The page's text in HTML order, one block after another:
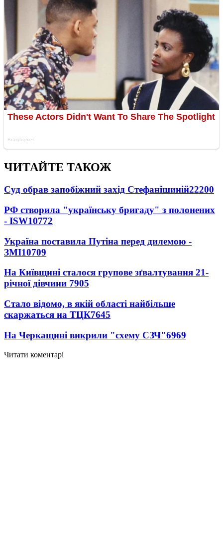
ЧИТАЙТЕ ТАКОЖ
Суд обрав запобіжний захід Стефанішиній22200
РФ створила "українську бригаду" з полонених
- ISW10772
Україна поставила Путіна перед дилемою -
ЗМІ10709
На Київщині сталося групове зґвалтування 21-
річної дівчини 7905
Стало відомо, в якій області найбільше
скаржаться на ТЦК7645
На Черкащині викрили "схему СЗЧ"6969
Читати коментарі